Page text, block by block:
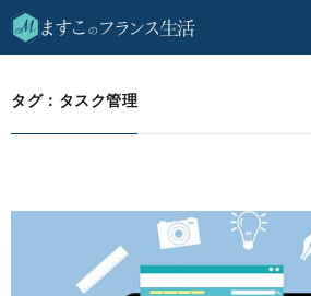
HOME タスク管理
タグ：タスク管理